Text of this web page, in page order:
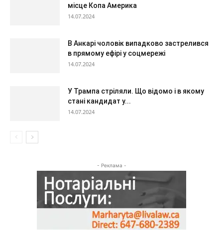
місце Копа Америка
14.07.2024
В Анкарі чоловік випадково застрелився
в прямому ефірі у соцмережі
14.07.2024
У Трампа стріляли. Що відомо і в якому
стані кандидат у...
14.07.2024
- Реклама -